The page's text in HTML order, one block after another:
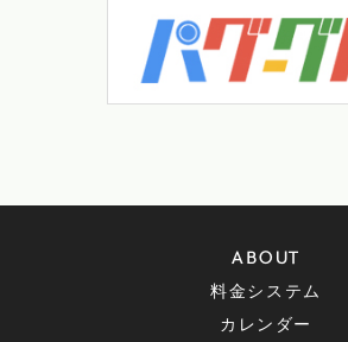
ABOUT
料金システム
カレンダー